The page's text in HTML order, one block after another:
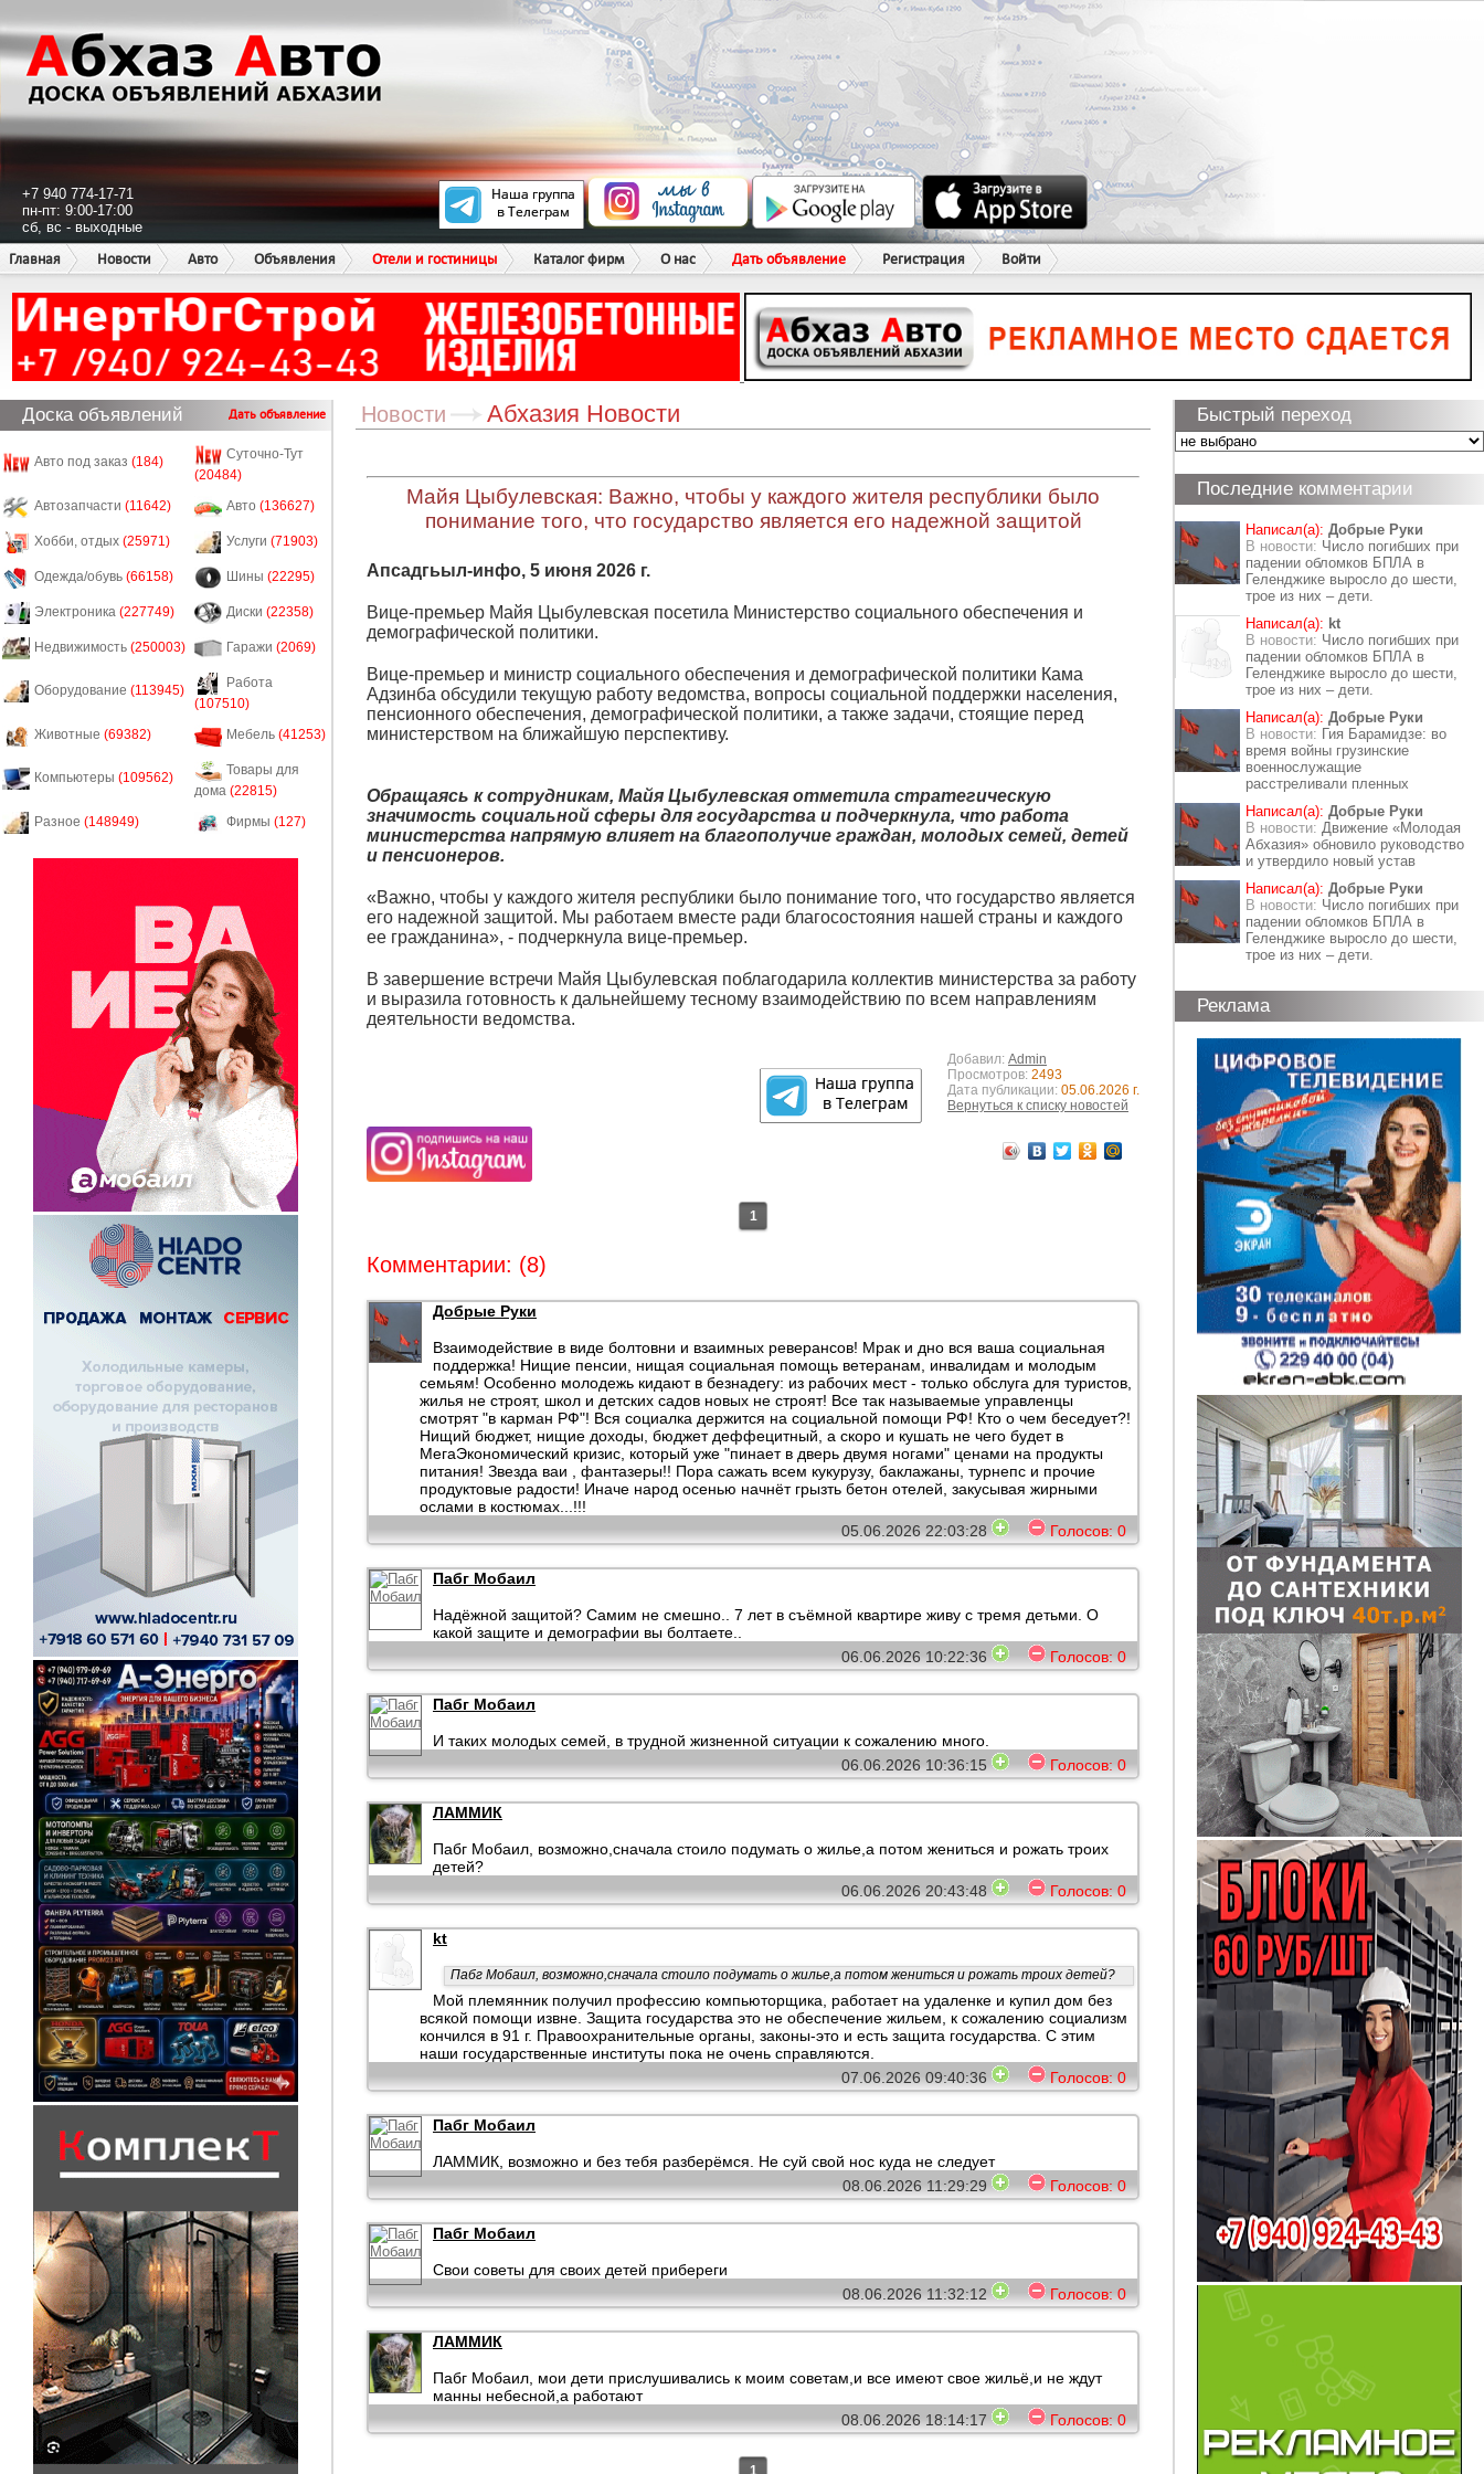
+7 940 774-17-71
пн-пт: 9:00-17:00
сб, вс - выходные
Главная
Новости Авто Объявления Отели и гостиницы Каталог фирм О нас Дать объявление Регистрация Войти
Доска объявлений Дать объявление
Авто под заказ (184)
Суточно-Тут
(20484)
Автозапчасти (11642) Авто (136627)
Хобби, отдых (25971) Услуги (71903)
Одежда/обувь (66158) Шины (22295)
Электроника (227749) Диски (22358)
Недвижимость (250003) Гаражи (2069)
Оборудование (113945)
Работа
(107510)
Животные (69382) Мебель (41253)
Компьютеры (109562)
Товары для
дома (22815)
Разное (148949) Фирмы (127)
Новости Абхазия Новости
Майя Цыбулевская: Важно, чтобы у каждого жителя республики было
понимание того, что государство является его надежной защитой
Апсадгьыл-инфо, 5 июня 2026 г.
Вице-премьер Майя Цыбулевская посетила Министерство социального обеспечения и
демографической политики.
Вице-премьер и министр социального обеспечения и демографической политики Кама
Адзинба обсудили текущую работу ведомства, вопросы социальной поддержки населения,
пенсионного обеспечения, демографической политики, а также задачи, стоящие перед
министерством на ближайшую перспективу.
Обращаясь к сотрудникам, Майя Цыбулевская отметила стратегическую
значимость социальной сферы для государства и подчеркнула, что работа
министерства напрямую влияет на благополучие граждан, молодых семей, детей
и пенсионеров.
«Важно, чтобы у каждого жителя республики было понимание того, что государство является
его надежной защитой. Мы работаем вместе ради благосостояния нашей страны и каждого
ее гражданина», - подчеркнула вице-премьер.
В завершение встречи Майя Цыбулевская поблагодарила коллектив министерства за работу
и выразила готовность к дальнейшему тесному взаимодействию по всем направлениям
деятельности ведомства.
Добавил: Admin
Просмотров: 2493
Дата публикации: 05.06.2026 г.
Вернуться к списку новостей
1
Комментарии: (8)
Добрые Руки
Взаимодействие в виде болтовни и взаимных реверансов! Мрак и дно вся ваша социальная
поддержка! Нищие пенсии, нищая социальная помощь ветеранам, инвалидам и молодым
семьям! Особенно молодежь кидают в безнадегу: из рабочих мест - только обслуга для туристов,
жилья не строят, школ и детских садов новых не строят! Все так называемые управленцы
смотрят "в карман РФ"! Вся социалка держится на социальной помощи РФ! Кто о чем беседует?!
Нищий бюджет, нищие доходы, бюджет деффецитный, а скоро и кушать не чего будет в
МегаЭкономический кризис, который уже "пинает в дверь двумя ногами" ценами на продукты
питания! Звезда ваи , фантазеры!! Пора сажать всем кукурузу, баклажаны, турнепс и прочие
продуктовые радости! Иначе народ осенью начнёт грызть бетон отелей, закусывая жирными
ослами в костюмах...!!!
05.06.2026 22:03:28
Голосов: 0
Пабг Мобаил
Надёжной защитой? Самим не смешно.. 7 лет в съёмной квартире живу с тремя детьми. О
какой защите и демографии вы болтаете..
06.06.2026 10:22:36
Голосов: 0
Пабг Мобаил
И таких молодых семей, в трудной жизненной ситуации к сожалению много.
06.06.2026 10:36:15
Голосов: 0
ЛАММИК
Пабг Мобаил, возможно,сначала стоило подумать о жилье,а потом жениться и рожать троих
детей?
06.06.2026 20:43:48
Голосов: 0
kt
Пабг Мобаил, возможно,сначала стоило подумать о жилье,а потом жениться и рожать троих детей?
Мой племянник получил профессию компьюторщика, работает на удаленке и купил дом без
всякой помощи извне. Защита государства это не обеспечение жильем, к сожалению социализм
кончился в 91 г. Правоохранительные органы, законы-это и есть защита государства. С этим
наши государственные институты пока не очень справляются.
07.06.2026 09:40:36
Голосов: 0
Пабг Мобаил
ЛАММИК, возможно и без тебя разберёмся. Не суй свой нос куда не следует
08.06.2026 11:29:29
Голосов: 0
Пабг Мобаил
Свои советы для своих детей прибереги
08.06.2026 11:32:12
Голосов: 0
ЛАММИК
Пабг Мобаил, мои дети прислушивались к моим советам,и все имеют свое жильё,и не ждут
манны небесной,а работают
08.06.2026 18:14:17
Голосов: 0
1
Быстрый переход
Последние комментарии
Написал(а): Добрые Руки
В новости: Число погибших при
падении обломков БПЛА в
Геленджике выросло до шести,
трое из них – дети.
Написал(а): kt
В новости: Число погибших при
падении обломков БПЛА в
Геленджике выросло до шести,
трое из них – дети.
Написал(а): Добрые Руки
В новости: Гия Барамидзе: во
время войны грузинские
военнослужащие
расстреливали пленных
Написал(а): Добрые Руки
В новости: Движение «Молодая
Абхазия» обновило руководство
и утвердило новый устав
Написал(а): Добрые Руки
В новости: Число погибших при
падении обломков БПЛА в
Геленджике выросло до шести,
трое из них – дети.
Реклама